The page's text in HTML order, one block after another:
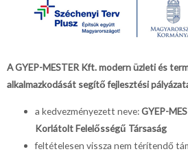
A GYEP-MESTER Kft. modern üzleti és
alkalmazkodását segítő fejlesztési
a kedvezményezett neve:GYEP-
Korlátolt Felelősségű Társaság
feltételesen vissza nem térítendő